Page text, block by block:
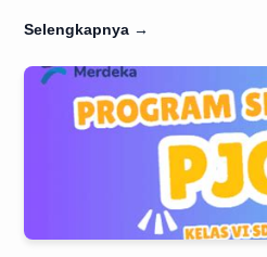
Selengkapnya →